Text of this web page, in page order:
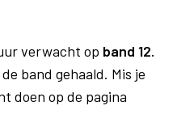
verwacht op band 12.
band gehaald. Mis je
doen op de pagina